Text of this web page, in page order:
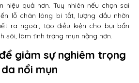
hiệu quả hơn. Tuy nhiên nếu chọn sai
lỗ chân lông bí tắt, lượng dầu nhờn
ra ngoài, tạo điều kiện cho bụi bẩn
sôi, làm tình trạng mụn nặng hơn.
giảm sự nghiêm trọng
nổi mụn